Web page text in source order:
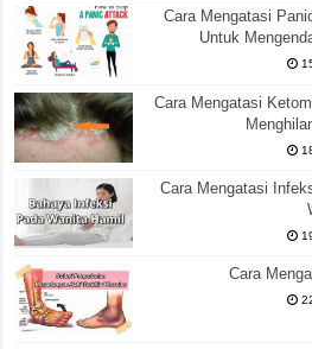
Cara Mengatasi
Untuk
Cara Mengatasi
Cara Mengatasi
Cara